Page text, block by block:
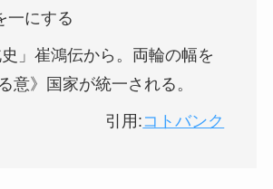
一にする
」崔鴻伝から。両輪の幅を
意》国家が統一される。
引用:コトバンク